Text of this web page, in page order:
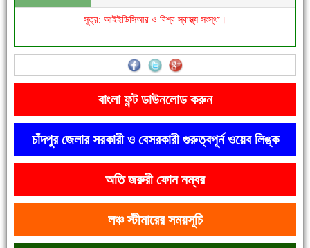
'বাংলা সাহিত্যানুরাগীরা তাঁর অবদানকে চিরকাল স্মরণ করবে'
দেশে রাস্তাঘাটসহ অনেক কিছুই হয়েছে, বাড়েনি কর্মসংস্থান
সূত্র: আইইডিসিআর ও বিশ্ব স্বাস্থ্য সংস্থা।
বাংলা ফন্ট ডাউনলোড করুন
চাঁদপুর জেলার সরকারী ও বেসরকারী গুরুত্বপূর্ন ওয়েব লিঙ্ক
অতি জরুরী ফোন নম্বর
লঞ্চ স্টীমারের সময়সূচি